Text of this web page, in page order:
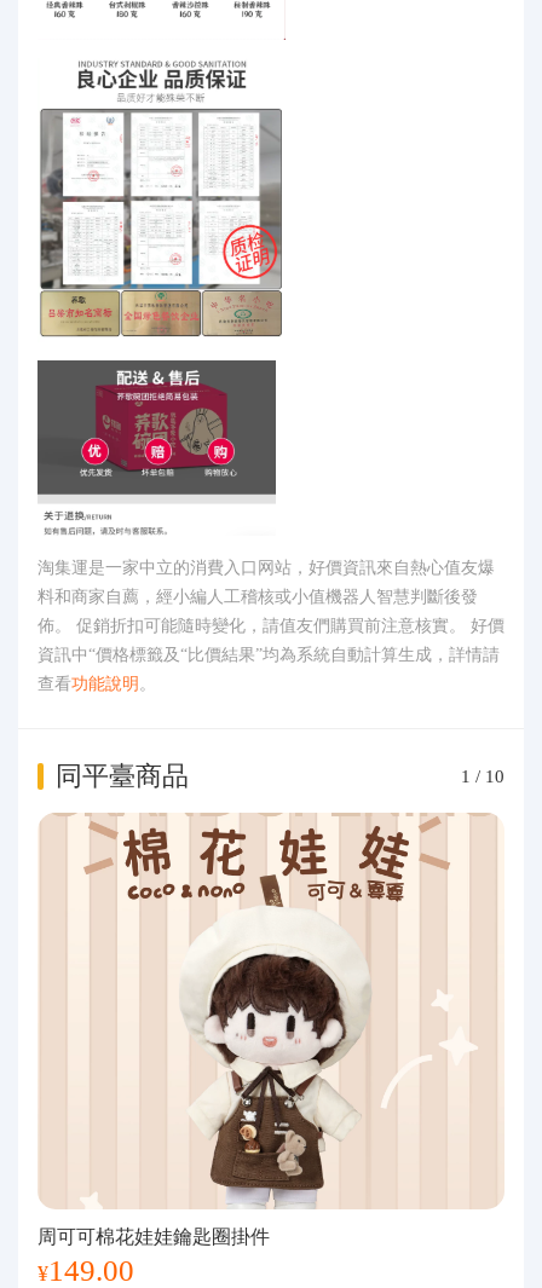
淘集運是一家中立的消費入口网站，好價資訊來自熱心值友爆
料和商家自薦，經小編人工稽核或小值機器人智慧判斷後發
佈。 促銷折扣可能隨時變化，請值友們購買前注意核實。 好價
資訊中“價格標籤及“比價結果”均為系統自動計算生成，詳情請
查看功能說明 。
同平臺商品 1 / 10
周可可棉花娃娃鑰匙圈掛件
¥149.00